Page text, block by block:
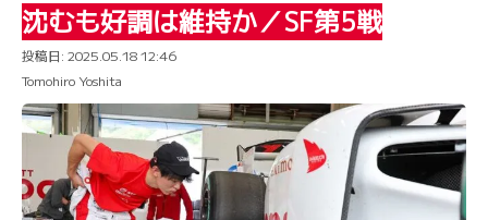
沈むも好調は維持か／SF第5戦
投稿日: 2025.05.18 12:46
Tomohiro Yoshita